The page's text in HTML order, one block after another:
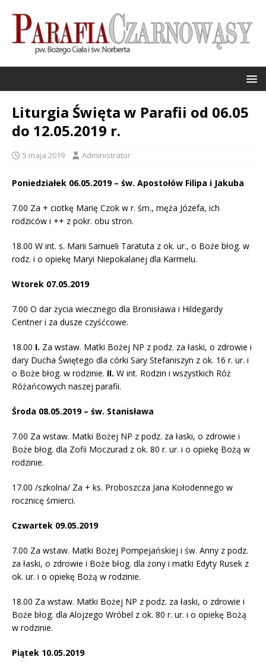
Liturgia Święta w Parafii od 06.05
do 12.05.2019 r.
5 maja 2019 Administrator
Poniedziałek 06.05.2019 – św. Apostołów Filipa i Jakuba
7.00 Za + ciotkę Marię Czok w r. śm., męża Józefa, ich
rodziców i ++ z pokr. obu stron.
18.00 W int. s. Marii Samueli Taratuta z ok. ur., o Boże błog. w
rodz. i o opiekę Maryi Niepokalanej dla Karmelu.
Wtorek 07.05.2019
7.00 O dar życia wiecznego dla Bronisława i Hildegardy
Centner i za dusze czyśćcowe.
18.00 I. Za wstaw. Matki Bożej NP z podz. za łaski, o zdrowie i
dary Ducha Świętego dla córki Sary Stefaniszyn z ok. 16 r. ur. i
o Boże błog. w rodzinie. II. W int. Rodzin i wszystkich Róż
Różańcowych naszej parafii.
Środa 08.05.2019 – św. Stanisława
7.00 Za wstaw. Matki Bożej NP z podz. za łaski, o zdrowie i
Boże błog. dla Zofii Moczurad z ok. 80 r. ur. i o opiekę Bożą w
rodzinie.
17.00 /szkolna/ Za + ks. Proboszcza Jana Kołodennego w
rocznicę śmierci.
Czwartek 09.05.2019
7.00 Za wstaw. Matki Bożej Pompejańskiej i św. Anny z podz.
za łaski, o zdrowie i Boże błog. dla żony i matki Edyty Rusek z
ok. ur. i o opiekę Bożą w rodzinie.
18.00 Za wstaw. Matki Bożej NP z podz. za łaski, o zdrowie i
Boże błog. dla Alojzego Wróbel z ok. 80 r. ur. i o opiekę Bożą
w rodzinie.
Piątek 10.05.2019